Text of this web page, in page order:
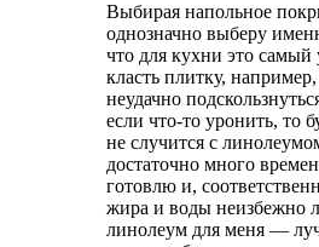
Выбирая напольное
однозначно выберу
что для кухни это самый
класть плитку,
неудачно
если что-то уронить, то
не случится с
достаточно много
готовлю и,
жира и воды неизбежно
линолеум для меня —